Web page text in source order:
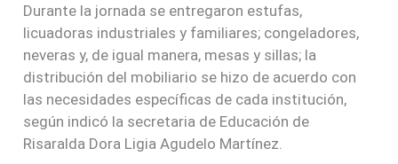
Durante la jornada se entregaron estufas,
licuadoras industriales y familiares; congeladores,
neveras y, de igual manera, mesas y sillas; la
distribución del mobiliario se hizo de acuerdo con
las necesidades específicas de cada institución,
según indicó la secretaria de Educación de
Risaralda Dora Ligia Agudelo Martínez.